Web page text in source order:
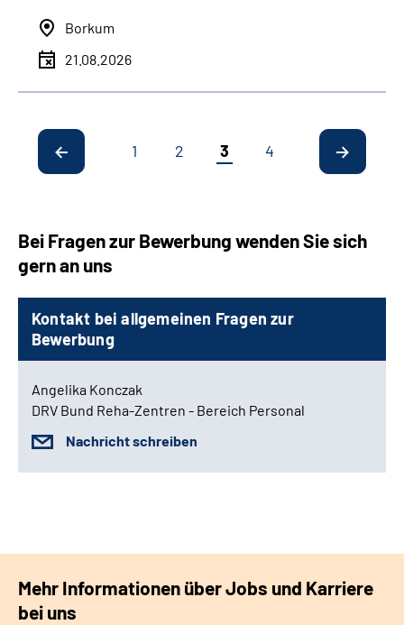
Borkum
21.08.2026
1 2 3 4
Bei Fragen zur Bewerbung wenden Sie sich
gern an uns
Kontakt bei allgemeinen Fragen zur
Bewerbung
Angelika Konczak
DRV Bund Reha-Zentren - Bereich Personal
Nachricht schreiben
Mehr Informationen über Jobs und Karriere
bei uns